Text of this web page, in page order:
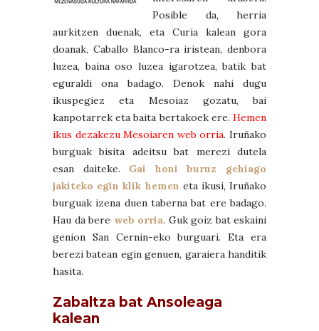
Posible da, herria
aurkitzen duenak, eta Curia kalean gora
doanak, Caballo Blanco-ra iristean, denbora
luzea, baina oso luzea igarotzea, batik bat
eguraldi ona badago. Denok nahi dugu
ikuspegiez eta Mesoiaz gozatu, bai
kanpotarrek eta baita bertakoek ere. Hemen
ikus dezakezu Mesoiaren web orria. Iruñako
burguak bisita adeitsu bat merezi dutela
esan daiteke. Gai honi buruz gehiago
jakiteko egin klik hemen eta ikusi, Iruñako
burguak izena duen taberna bat ere badago.
Hau da bere web orria. Guk goiz bat eskaini
genion San Cernin-eko burguari. Eta era
berezi batean egin genuen, garaiera handitik
hasita.
Zabaltza bat Ansoleaga
kalean